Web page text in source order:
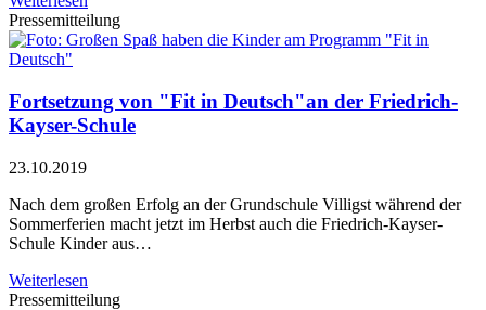
Pressemitteilung
Fortsetzung von "Fit in Deutsch"an der Friedrich-
Kayser-Schule
23.10.2019
Nach dem großen Erfolg an der Grundschule Villigst während der
Sommerferien macht jetzt im Herbst auch die Friedrich-Kayser-
Schule Kinder aus…
Weiterlesen
Pressemitteilung